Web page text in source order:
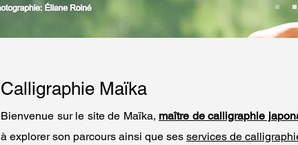
Calligraphie Maïka
Bienvenue sur le site de Maïka, maître de calligraphie ja
à explorer son parcours ainsi que ses services de